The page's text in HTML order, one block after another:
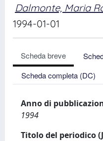
Dalmonte, Maria
1994-01-01
Scheda breve
Scheda completa (DC)
Anno di
1994
Titolo del periodico